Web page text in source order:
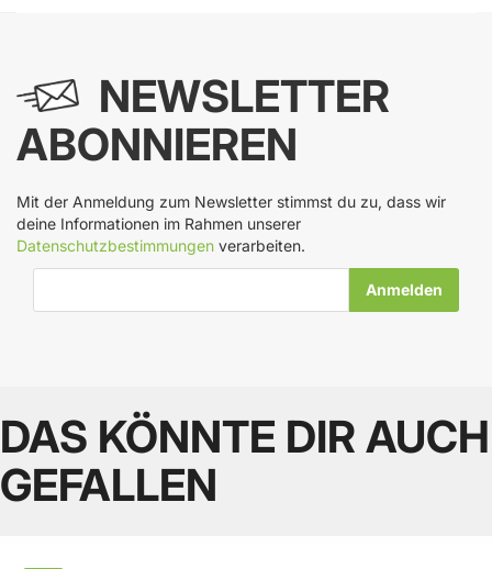
NEWSLETTER
ABONNIEREN
Mit der Anmeldung zum Newsletter stimmst du zu, dass wir
deine Informationen im Rahmen unserer
Datenschutzbestimmungen verarbeiten.
DAS KÖNNTE DIR AUCH
GEFALLEN